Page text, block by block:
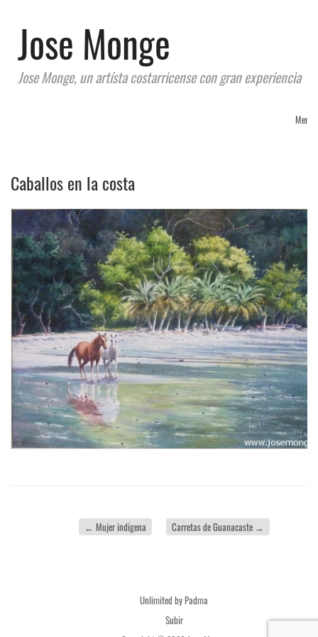
Jose Monge
Jose Monge, un artísta costarricense con gran experiencia
Menu
Caballos en la costa
← Mujer indígena Carretas de Guanacaste →
Unlimited by Padma
Subir